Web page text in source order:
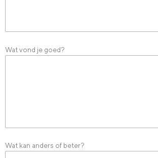
Wat vond je goed?
Wat kan anders of beter?